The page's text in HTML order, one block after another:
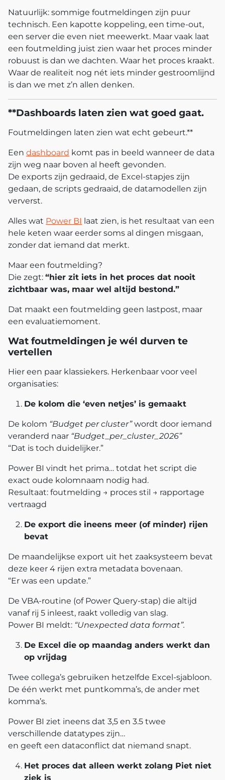
Natuurlijk: sommige foutmeldingen zijn puur
technisch. Een kapotte koppeling, een time‑out,
een server die even niet meewerkt. Maar vaak laat
een foutmelding juist zien waar het proces minder
robuust is dan we dachten. Waar het proces kraakt.
Waar de realiteit nog nét iets minder gestroomlijnd
is dan we met z’n allen denken.
**Dashboards laten zien wat goed gaat.
Foutmeldingen laten zien wat echt gebeurt.**
Een dashboard komt pas in beeld wanneer de data
zijn weg naar boven al heeft gevonden.
De exports zijn gedraaid, de Excel‑stapjes zijn
gedaan, de scripts gedraaid, de datamodellen zijn
ververst.
Alles wat Power BI laat zien, is het resultaat van een
hele keten waar eerder soms al dingen misgaan,
zonder dat iemand dat merkt.
Maar een foutmelding?
Die zegt: “hier zit iets in het proces dat nooit
zichtbaar was, maar wel altijd bestond.”
Dat maakt een foutmelding geen lastpost, maar
een evaluatiemoment.
Wat foutmeldingen je wél durven te
vertellen
Hier een paar klassiekers. Herkenbaar voor veel
organisaties:
De kolom die ‘even netjes’ is gemaakt
De kolom “Budget per cluster”wordt door iemand
veranderd naar “Budget_per_cluster_2026”
“Dat is toch duidelijker.”
Power BI vindt het prima… totdat het script die
exact oude kolomnaam nodig had.
Resultaat: foutmelding → proces stil → rapportage
vertraagd
De export die ineens meer (of minder) rijen
bevat
De maandelijkse export uit het zaaksysteem bevat
deze keer 4 rijen extra metadata bovenaan.
“Er was een update.”
De VBA‑routine (of Power Query‑stap) die altijd
vanaf rij 5 inleest, raakt volledig van slag.
Power BI meldt: “Unexpected data format”.
De Excel die op maandag anders werkt dan
op vrijdag
Twee collega’s gebruiken hetzelfde Excel‑sjabloon.
De één werkt met puntkomma’s, de ander met
komma’s.
Power BI ziet ineens dat 3,5 en 3.5 twee
verschillende datatypes zijn…
en geeft een dataconflict dat niemand snapt.
Het proces dat alleen werkt zolang Piet niet
ziek is